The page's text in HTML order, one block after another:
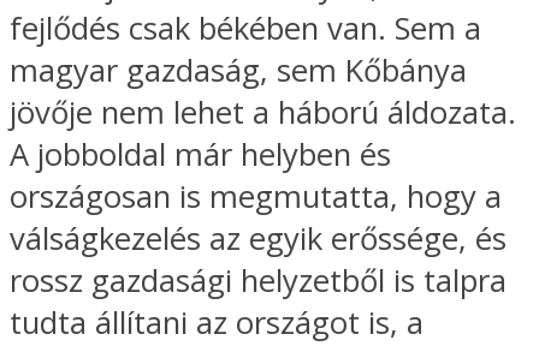
fejlődés csak békében van. Sem a
magyar gazdaság, sem Kőbánya
jövője nem lehet a háború áldozata.
A jobboldal már helyben és
országosan is megmutatta, hogy a
válságkezelés az egyik erőssége, és
rossz gazdasági helyzetből is talpra
tudta állítani az országot is, a